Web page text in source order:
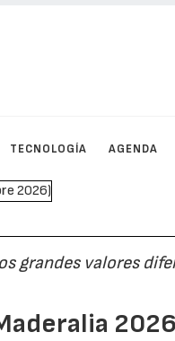
TECNOLOGÍA AGENDA
grandes valores
2026